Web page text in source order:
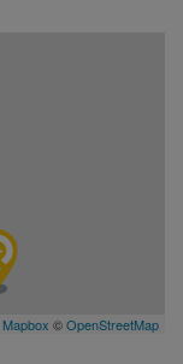
Mapbox ©OpenStreetMap